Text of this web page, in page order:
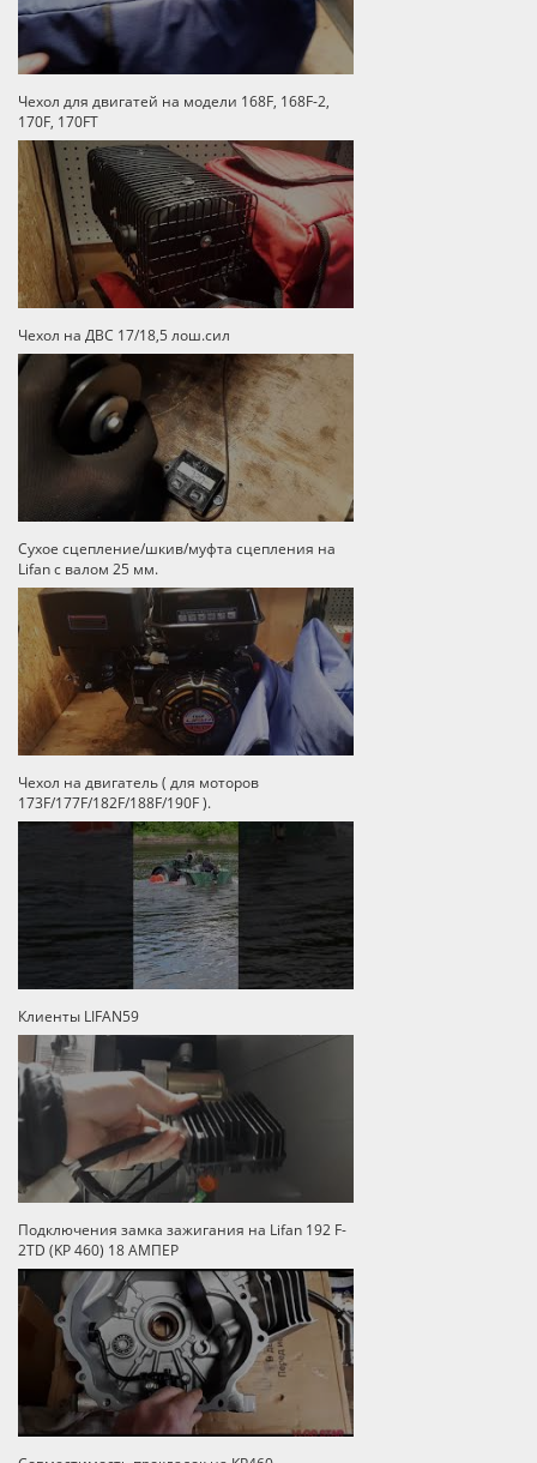
Чехол для двигатей на модели 168F, 168F-2,
170F, 170FT
Чехол на ДВС 17/18,5 лош.сил
Сухое сцепление/шкив/муфта сцепления на
Lifan с валом 25 мм.
Чехол на двигатель ( для моторов
173F/177F/182F/188F/190F ).
Клиенты LIFAN59
Подключения замка зажигания на Lifan 192 F-
2TD (KP 460) 18 АМПЕР